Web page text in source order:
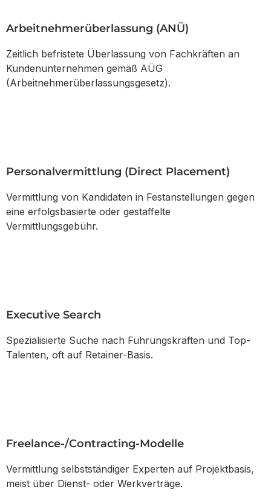
Arbeitnehmerüberlassung (ANÜ)
Zeitlich befristete Überlassung von Fachkräften an
Kundenunternehmen gemäß AÜG
(Arbeitnehmerüberlassungsgesetz).
Personalvermittlung (Direct Placement)
Vermittlung von Kandidaten in Festanstellungen gegen
eine erfolgsbasierte oder gestaffelte
Vermittlungsgebühr.
Executive Search
Spezialisierte Suche nach Führungskräften und Top-
Talenten, oft auf Retainer-Basis.
Freelance-/Contracting-Modelle
Vermittlung selbstständiger Experten auf Projektbasis,
meist über Dienst- oder Werkverträge.